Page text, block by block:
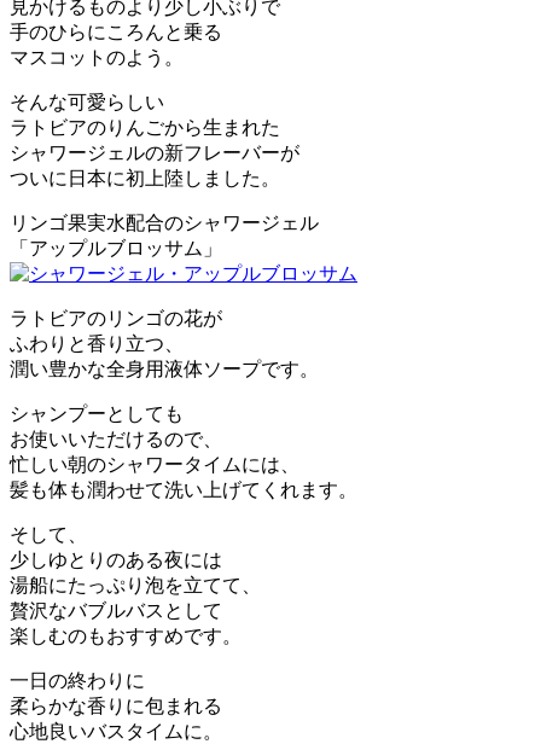
見かけるものより少し小ぶりで
手のひらにころんと乗る
マスコットのよう。
そんな可愛らしい
ラトビアのりんごから生まれた
シャワージェルの新フレーバーが
ついに日本に初上陸しました。
リンゴ果実水配合のシャワージェル
「アップルブロッサム」
ラトビアのリンゴの花が
ふわりと香り立つ、
潤い豊かな全身用液体ソープです。
シャンプーとしても
お使いいただけるので、
忙しい朝のシャワータイムには、
髪も体も潤わせて洗い上げてくれます。
そして、
少しゆとりのある夜には
湯船にたっぷり泡を立てて、
贅沢なバブルバスとして
楽しむのもおすすめです。
一日の終わりに
柔らかな香りに包まれる
心地良いバスタイムに。